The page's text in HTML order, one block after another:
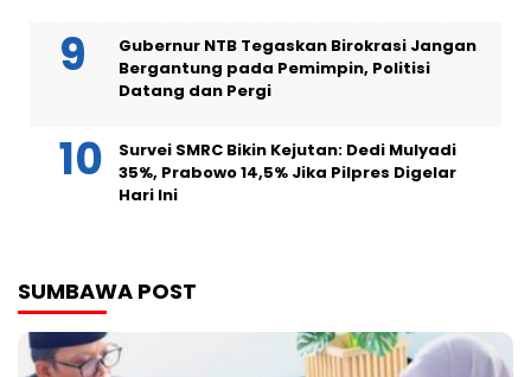
Gubernur NTB Tegaskan Birokrasi Jangan
Bergantung pada Pemimpin, Politisi
Datang dan Pergi
Survei SMRC Bikin Kejutan: Dedi Mulyadi
35%, Prabowo 14,5% Jika Pilpres Digelar
Hari Ini
SUMBAWA POST